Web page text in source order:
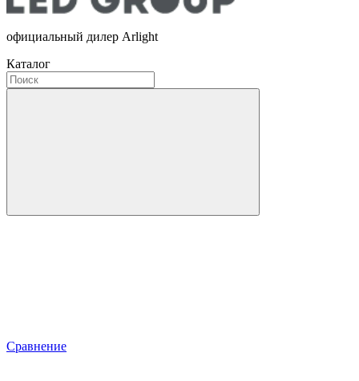
официальный дилер Arlight
Каталог
Сравнение